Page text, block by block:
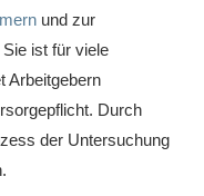
und zur
ist für viele
Arbeitgebern
Durch
der Untersuchung